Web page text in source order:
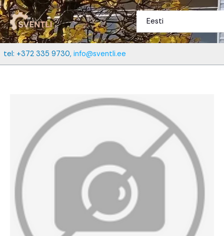
Перейти
к
содержимому
Eesti
tel: +372 335 9730, info@sventli.ee